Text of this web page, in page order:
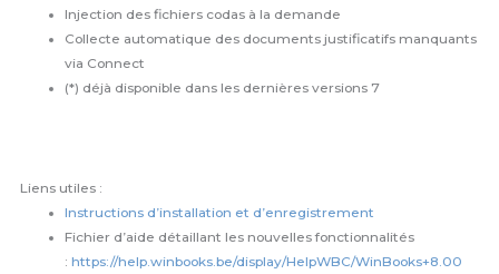
Injection des fichiers codas à la demande
Collecte automatique des documents justificatifs manquants
via Connect
(*) déjà disponible dans les dernières versions 7
Liens utiles :
Instructions d’installation et d’enregistrement
Fichier d’aide détaillant les nouvelles fonctionnalités
:https://help.winbooks.be/display/HelpWBC/WinBooks+8.00